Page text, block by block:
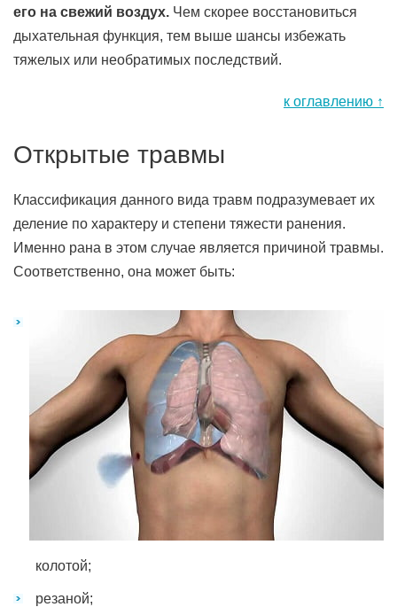
его на свежий воздух. Чем скорее восстановиться
дыхательная функция, тем выше шансы избежать
тяжелых или необратимых последствий.
к оглавлению ↑
Открытые травмы
Классификация данного вида травм подразумевает их
деление по характеру и степени тяжести ранения.
Именно рана в этом случае является причиной травмы.
Соответственно, она может быть:
колотой;
резаной;